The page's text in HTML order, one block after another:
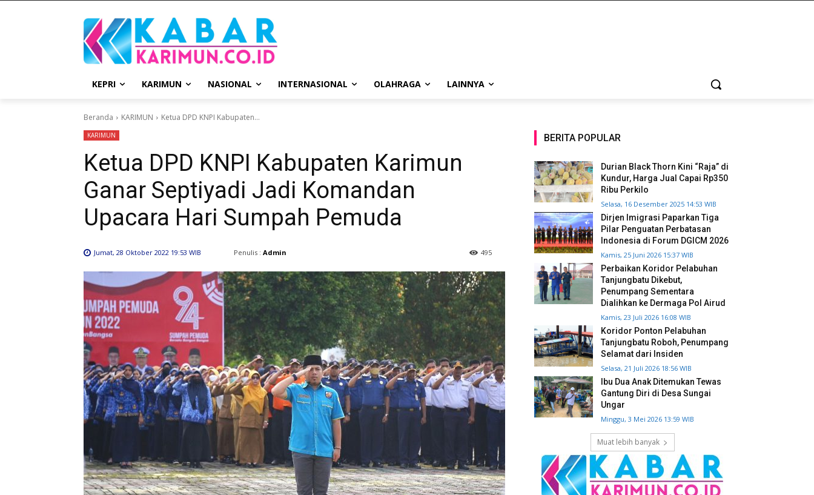
KEPRI KARIMUN NASIONAL INTERNASIONAL OLAHRAGA LAINNYA
Beranda KARIMUN Ketua DPD KNPI Kabupaten...
KARIMUN
Ketua DPD KNPI Kabupaten Karimun
Ganar Septiyadi Jadi Komandan
Upacara Hari Sumpah Pemuda
Jumat, 28 Oktober 2022 19:53 WIB Penulis : Admin 495
BERITA POPULAR
Durian Black Thorn Kini “Raja” di
Kundur, Harga Jual Capai Rp350
Ribu Perkilo
Selasa, 16 Desember 2025 14:53 WIB
Dirjen Imigrasi Paparkan Tiga
Pilar Penguatan Perbatasan
Indonesia di Forum DGICM 2026
Kamis, 25 Juni 2026 15:37 WIB
Perbaikan Koridor Pelabuhan
Tanjungbatu Dikebut,
Penumpang Sementara
Dialihkan ke Dermaga Pol Airud
Kamis, 23 Juli 2026 16:08 WIB
Koridor Ponton Pelabuhan
Tanjungbatu Roboh, Penumpang
Selamat dari Insiden
Selasa, 21 Juli 2026 18:56 WIB
Ibu Dua Anak Ditemukan Tewas
Gantung Diri di Desa Sungai
Ungar
Minggu, 3 Mei 2026 13:59 WIB
Muat lebih banyak